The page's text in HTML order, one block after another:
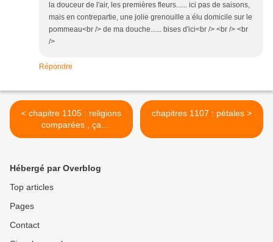
la douceur de l'air, les premières fleurs...... ici pas de saisons,
mais en contrepartie, une jolie grenouille a élu domicile sur le
pommeau<br /> de ma douche...... bises d'ici<br /> <br /> <br
/>
Répondre
< chapitre 1105 : religions
comparées , ça
m'émerveille toujours
chapitres 1107 : pétales >
Hébergé par Overblog
Top articles
Pages
Contact